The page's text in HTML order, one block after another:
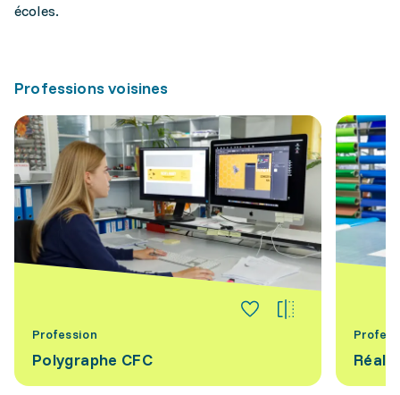
écoles.
Professions voisines
Profession
Polygraphe CFC